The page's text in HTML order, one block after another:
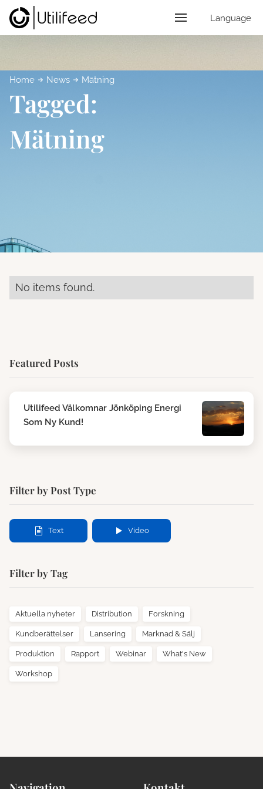
Language
Home News Mätning
Tagged:
Mätning
No items found.
Featured Posts
Utilifeed Välkomnar Jönköping Energi
Som Ny Kund!
Filter by Post Type
Text Video
Filter by Tag
Aktuella nyheter Distribution Forskning
Kundberättelser Lansering Marknad & Sälj
Produktion Rapport Webinar What's New
Workshop